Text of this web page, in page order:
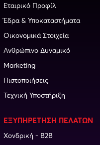
Εταιρικό Προφίλ
Έδρα & Υποκαταστήματα
Οικονομικά Στοιχεία
Ανθρώπινο Δυναμικό
Marketing
Πιστοποιήσεις
Τεχνική Υποστήριξη
ΕΞΥΠΗΡΕΤΗΣΗ ΠΕΛΑΤΩΝ
Χονδρική - B2B